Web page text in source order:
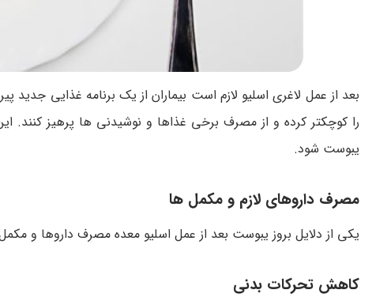
بعد از عمل لاغری اسلیو لازم است بیماران از یک برنامه غذایی
را کوچکتر کرده و از مصرف برخی غذاها و نوشیدنی ها پرهیز کنند.
یبوست شود.
مصرف داروهای لازم و مکمل ها
یکی از دلایل بروز یبوست بعد از عمل اسلیو معده مصرف داروها
کاهش تحرکات بدنی